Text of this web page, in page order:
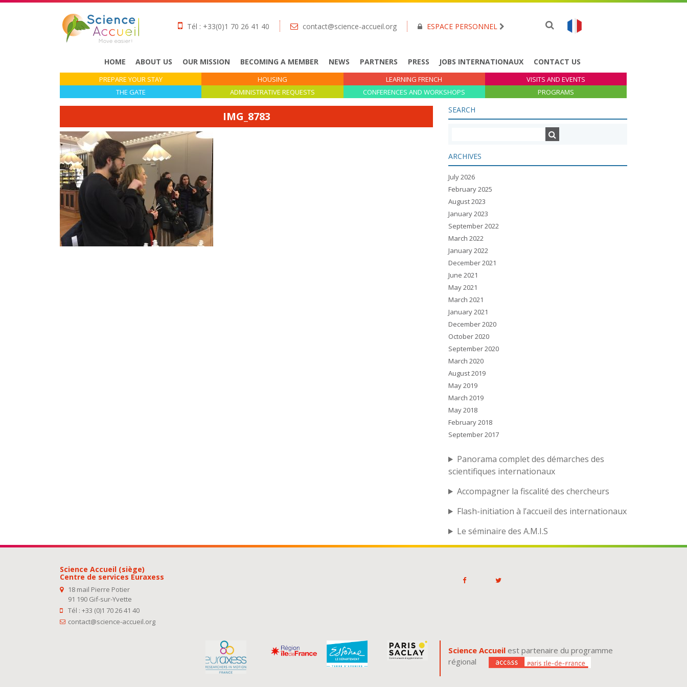
Tél : +33(0)1 70 26 41 40 contact@science-accueil.org ESPACE PERSONNEL
HOME ABOUT US OUR MISSION BECOMING A MEMBER NEWS PARTNERS PRESS JOBS INTERNATIONAUX CONTACT US
PREPARE YOUR STAY HOUSING LEARNING FRENCH
VISITS AND EVENTS
THE GATE
ADMINISTRATIVE REQUESTS CONFERENCES AND WORKSHOPS PROGRAMS
IMG_8783 SEARCH
ARCHIVES
July 2026
February 2025
August 2023
January 2023
September 2022
March 2022
January 2022
December 2021
June 2021
May 2021
March 2021
January 2021
December 2020
October 2020
September 2020
March 2020
August 2019
May 2019
March 2019
May 2018
February 2018
September 2017
Panorama complet des démarches des
scientifiques internationaux
Accompagner la fiscalité des chercheurs
Flash-initiation à l’accueil des internationaux
Le séminaire des A.M.I.S
Science Accueil (siège)
Centre de services Euraxess
18 mail Pierre Potier
91 190 Gif-sur-Yvette
Tél : +33 (0)1 70 26 41 40
contact@science-accueil.org
Science Accueil est partenaire du programme
régional